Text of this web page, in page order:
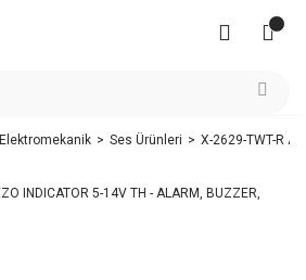
Elektromekanik Ses Ürünleri X-2629-TWT-R